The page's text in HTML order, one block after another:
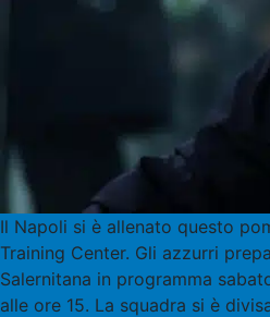
Il Napoli si è allenato questo
Training Center. Gli azzurri
Salernitana in programma
alle ore 15. La squadra si è